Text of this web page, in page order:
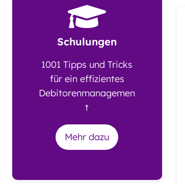

Schulungen
1001 Tipps und Tricks
für ein effizientes
Debitorenmanagemen
t
Mehr dazu